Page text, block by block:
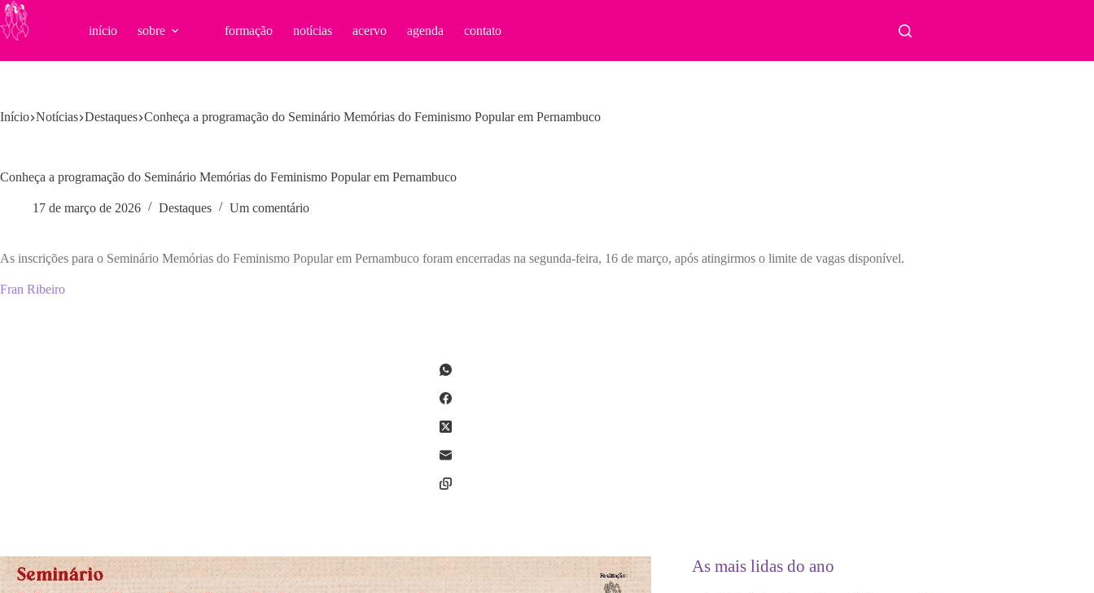
Pular
para
o
início sobre formação notícias acervo agenda contato
Início Notícias Destaques Conheça a programação do Seminário Memórias do Feminismo Popular em Pernambuco
Conheça a programação do Seminário Memórias do Feminismo Popular em Pernambuco
17 de março de 2026 Destaques Um comentário
As inscrições para o Seminário Memórias do Feminismo Popular em Pernambuco foram encerradas na segunda-feira, 16 de março, após atingirmos o limite de vagas disponível.
Fran Ribeiro
As mais lidas do ano